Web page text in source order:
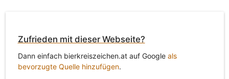
Zufrieden mit dieser Webseite?
Dann einfach bierkreiszeichen.at auf Google als
bevorzugte Quelle hinzufügen.